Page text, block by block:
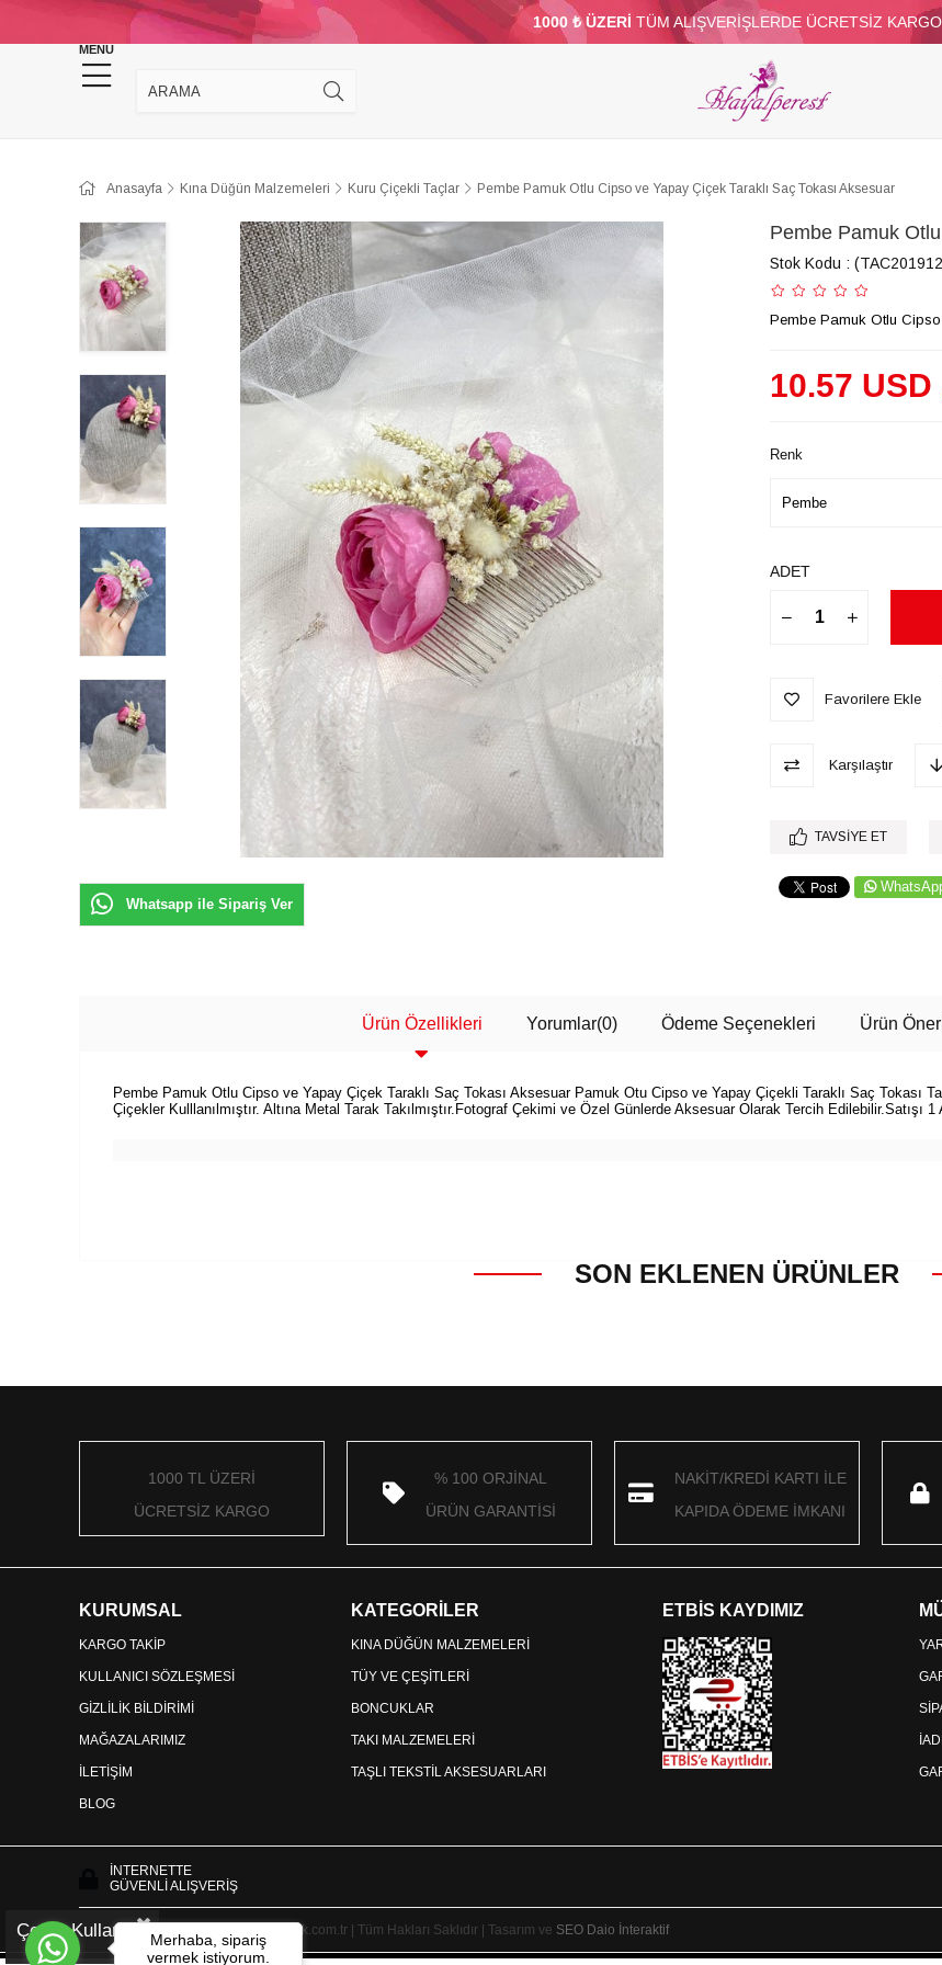
1000 ₺ ÜZERİ TÜM ALIŞVERİŞLERDE ÜCRETSİZ KARGO
MENU
KINA DÜĞÜN MALZEMELERİ TAKI MALZEMELERİ PARTİ VE SÜS MALZEMELERİ TÜY
TOPTAN DİĞER
Anasayfa Kına Düğün Malzemeleri Kuru Çiçekli Taçlar Pembe Pamuk Otlu Cipso ve Yapay Çiçek Taraklı Saç Tokası Aksesuar
Whatsapp ile Sipariş Ver
Pembe Pamuk
Stok Kodu
Pembe Pamuk Otlu
10.57 USD
Renk
ADET
Favorilere Ekle
Karşılaştır
TAVSIYE ET
Ürün Özellikleri Yorumlar(0) Ödeme Seçenekleri Ürün
Pembe Pamuk Otlu Cipso ve Yapay Çiçek Taraklı Saç Tokası Aksesuar Pamuk Otu Cipso ve Yapay Çiçekli Taraklı Saç Tokası
Çiçekler Kulllanılmıştır. Altına Metal Tarak Takılmıştır.Fotograf Çekimi ve Özel Günlerde Aksesuar Olarak Tercih Edilebilir.Satışı 1
SON EKLENEN ÜRÜNLER
1000 TL ÜZERİ
ÜCRETSİZ KARGO
% 100 ORJİNAL
ÜRÜN GARANTİSİ
NAKİT/KREDİ KARTI İLE
KAPIDA ÖDEME İMKANI
KURUMSAL
KARGO TAKİP
KULLANICI SÖZLEŞMESİ
GİZLİLİK BİLDİRİMİ
MAĞAZALARIMIZ
İLETİŞİM
BLOG
KATEGORİLER
KINA DÜĞÜN MALZEMELERİ
TÜY VE ÇEŞİTLERİ
BONCUKLAR
TAKI MALZEMELERİ
TAŞLI TEKSTİL AKSESUARLARI
ETBİS KAYDIMIZ
İNTERNETTE
GÜVENLİ ALIŞVERİŞ
Copyright © 2025 HayalperestBoncuk.com.tr | Tüm Hakları Saklıdır | Tasarım ve SEO Daio İnteraktif
Çerez KullanımıMerhaba, sipariş
vermek istiyorum.